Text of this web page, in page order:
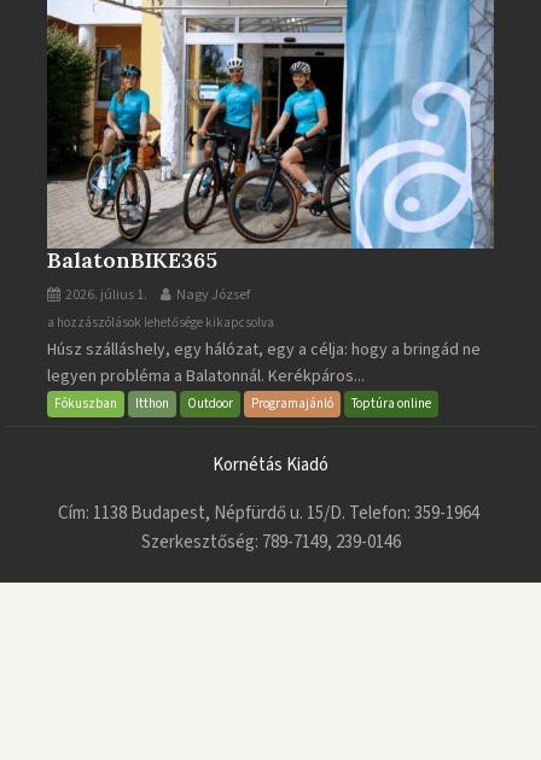
BalatonBIKE365
2026. július 1. Nagy József
BalatonBIKE365
bejegyzéshez
a hozzászólások lehetősége kikapcsolva
Húsz szálláshely, egy hálózat, egy a célja: hogy a bringád ne
legyen probléma a Balatonnál. Kerékpáros...
Fókuszban Itthon Outdoor Programajánló Toptúra online
Kornétás Kiadó
Cím: 1138 Budapest, Népfürdő u. 15/D. Telefon: 359-1964
Szerkesztőség: 789-7149, 239-0146